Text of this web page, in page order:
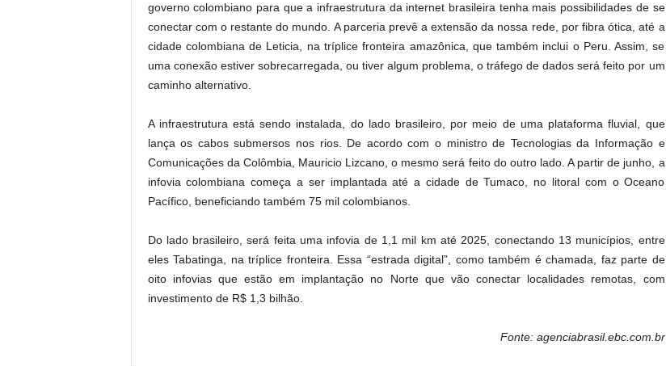
governo colombiano para que a infraestrutura da internet brasileira tenha mais possibilidades de se
conectar com o restante do mundo. A parceria prevê a extensão da nossa rede, por fibra ótica, até a
cidade colombiana de Leticia, na tríplice fronteira amazônica, que também inclui o Peru. Assim, se
uma conexão estiver sobrecarregada, ou tiver algum problema, o tráfego de dados será feito por um
caminho alternativo.
A infraestrutura está sendo instalada, do lado brasileiro, por meio de uma plataforma fluvial, que
lança os cabos submersos nos rios. De acordo com o ministro de Tecnologias da Informação e
Comunicações da Colômbia, Mauricio Lizcano, o mesmo será feito do outro lado. A partir de junho, a
infovia colombiana começa a ser implantada até a cidade de Tumaco, no litoral com o Oceano
Pacífico, beneficiando também 75 mil colombianos.
Do lado brasileiro, será feita uma infovia de 1,1 mil km até 2025, conectando 13 municípios, entre
eles Tabatinga, na tríplice fronteira. Essa “estrada digital”, como também é chamada, faz parte de
oito infovias que estão em implantação no Norte que vão conectar localidades remotas, com
investimento de R$ 1,3 bilhão.
Fonte: agenciabrasil.ebc.com.br